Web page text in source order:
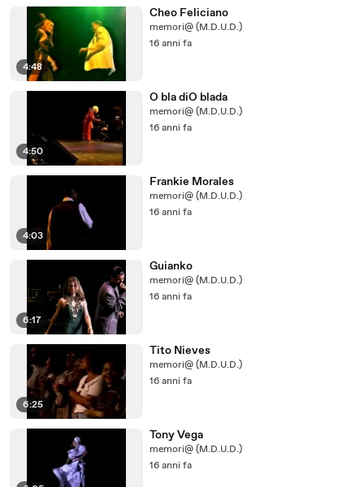
4:48
Cheo Feliciano
memori@ (M.D.U.D.)
16 anni fa
4:50
O bla diO blada
memori@ (M.D.U.D.)
16 anni fa
4:03
Frankie Morales
memori@ (M.D.U.D.)
16 anni fa
6:17
Guianko
memori@ (M.D.U.D.)
16 anni fa
6:25
Tito Nieves
memori@ (M.D.U.D.)
16 anni fa
Tony Vega
memori@ (M.D.U.D.)
16 anni fa